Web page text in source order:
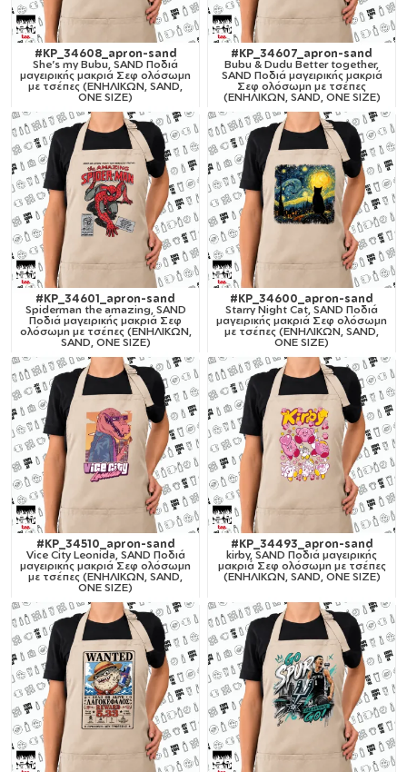
#KP_34608_apron-sand
She's my Bubu, SAND Ποδιά
μαγειρικής μακριά Σεφ ολόσωμη
με τσέπες (ΕΝΗΛΙΚΩΝ, SAND,
ONE SIZE)
#KP_34607_apron-sand
Bubu & Dudu Better together,
SAND Ποδιά μαγειρικής μακριά
Σεφ ολόσωμη με τσέπες
(ΕΝΗΛΙΚΩΝ, SAND, ONE SIZE)
#KP_34601_apron-sand
Spiderman the amazing, SAND
Ποδιά μαγειρικής μακριά Σεφ
ολόσωμη με τσέπες (ΕΝΗΛΙΚΩΝ,
SAND, ONE SIZE)
#KP_34600_apron-sand
Starry Night Cat, SAND Ποδιά
μαγειρικής μακριά Σεφ ολόσωμη
με τσέπες (ΕΝΗΛΙΚΩΝ, SAND,
ONE SIZE)
#KP_34510_apron-sand
Vice City Leonida, SAND Ποδιά
μαγειρικής μακριά Σεφ ολόσωμη
με τσέπες (ΕΝΗΛΙΚΩΝ, SAND,
ONE SIZE)
#KP_34493_apron-sand
kirby, SAND Ποδιά μαγειρικής
μακριά Σεφ ολόσωμη με τσέπες
(ΕΝΗΛΙΚΩΝ, SAND, ONE SIZE)